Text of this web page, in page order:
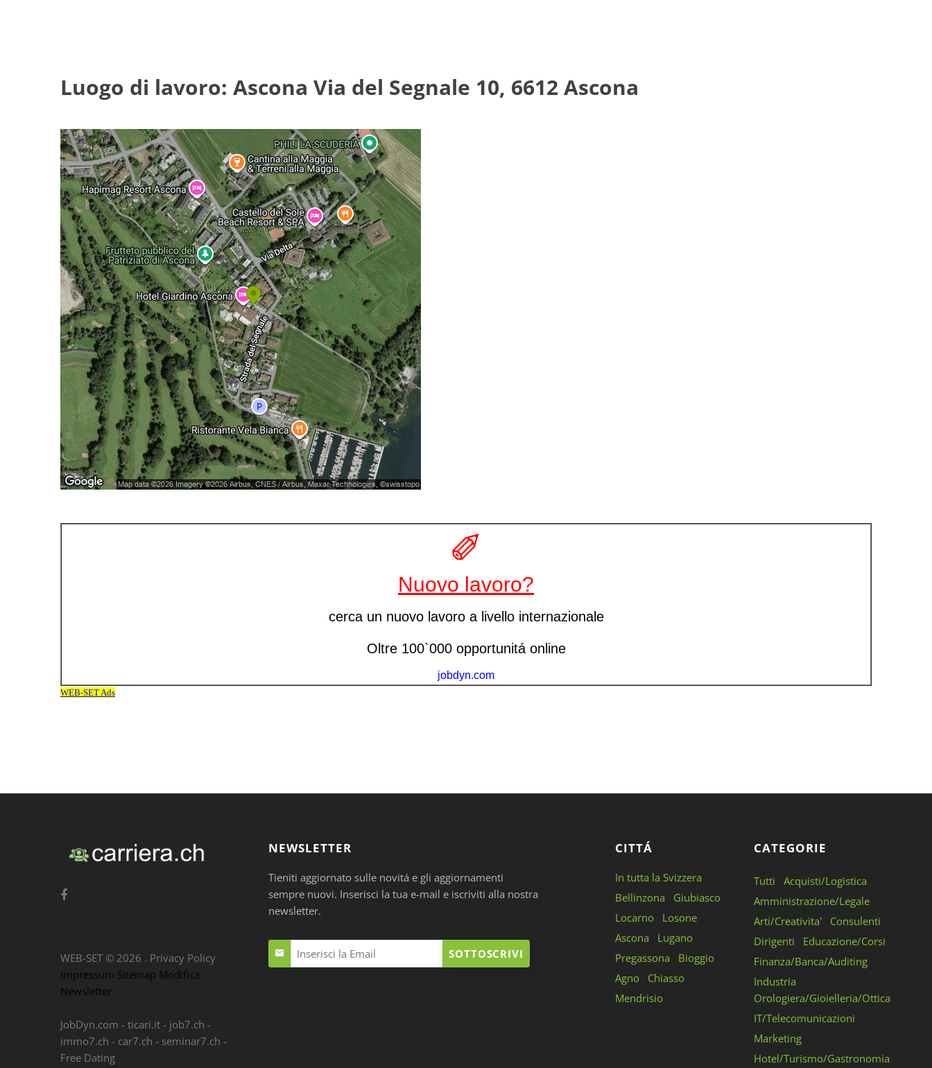
Luogo di lavoro: Ascona Via del Segnale 10, 6612 Ascona
NEWSLETTER
Tieniti aggiornato sulle novitá e gli aggiornamenti
sempre nuovi. Inserisci la tua e-mail e iscriviti alla nostra
newsletter.
SOTTOSCRIVI
CITTÁ
In tutta la Svizzera
Bellinzona
Giubiasco
Locarno
Losone
Ascona
Lugano
Pregassona
Bioggio
Agno
Chiasso
Mendrisio
CATEGORIE
Tutti
Acquisti/Logistica
Amministrazione/Legale
Arti/Creativita'
Consulenti
Dirigenti
Educazione/Corsi
Finanza/Banca/Auditing
Industria
Orologiera/Gioielleria/Ottica
IT/Telecomunicazioni
Marketing
Hotel/Turismo/Gastronomia
WEB-SET © 2026 . Privacy Policy
Impressum Sitemap Modifica
Newsletter
JobDyn.com - ticari.it - job7.ch -
immo7.ch - car7.ch - seminar7.ch -
Free Dating